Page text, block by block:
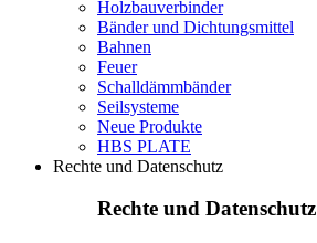
Holzbauverbinder
Bänder und Dichtungsmittel
Bahnen
Feuer
Schalldämmbänder
Seilsysteme
Neue Produkte
HBS PLATE
Rechte und Datenschutz
Rechte und Datenschutz